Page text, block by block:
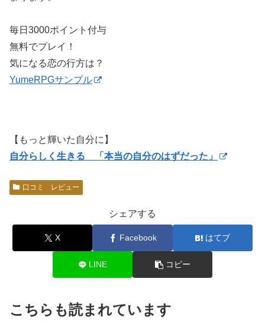
毎日3000ポイント付与
無料でプレイ！
気になる恋の行方は？
YumeRPGサンプル
【もっと輝いた自分に】
自分らしく生きる 「本当の自分のはずだった」
口コミ レビュー
シェアする
X Facebook はてブ
LINE コピー
こちらも読まれています